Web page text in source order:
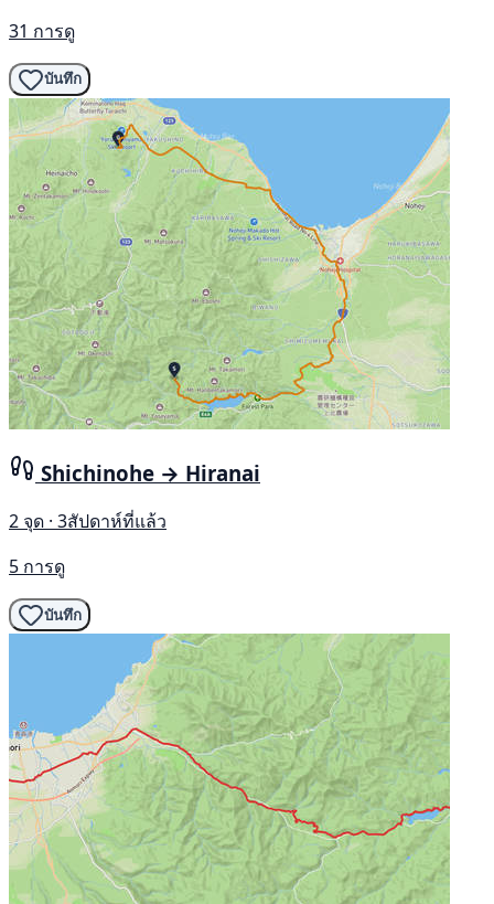
31 การดู
บันทึก
Shichinohe → Hiranai
2 จุด · 3สัปดาห์ที่แล้ว
5 การดู
บันทึก